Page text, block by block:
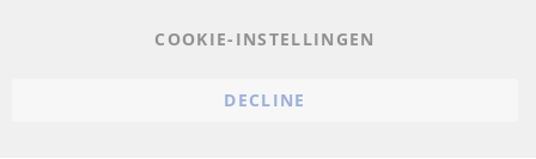
COOKIE-INSTELLINGEN
DECLINE